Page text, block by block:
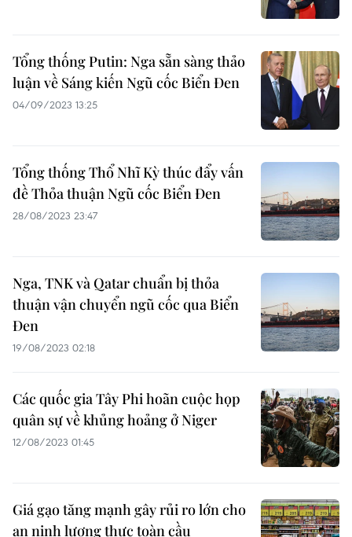
Tổng thống Putin: Nga sẵn sàng thảo
luận về Sáng kiến Ngũ cốc Biển Đen
04/09/2023 13:25
Tổng thống Thổ Nhĩ Kỳ thúc đẩy vấn
đề Thỏa thuận Ngũ cốc Biển Đen
28/08/2023 23:47
Nga, TNK và Qatar chuẩn bị thỏa
thuận vận chuyển ngũ cốc qua Biển
Đen
19/08/2023 02:18
Các quốc gia Tây Phi hoãn cuộc họp
quân sự về khủng hoảng ở Niger
12/08/2023 01:45
Giá gạo tăng mạnh gây rủi ro lớn cho
an ninh lương thực toàn cầu